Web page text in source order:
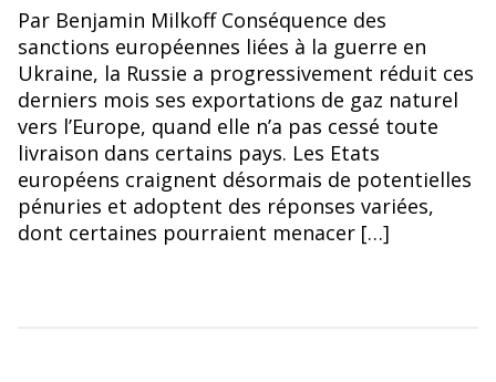
© Pxhere
Par Benjamin Milkoff Conséquence des
sanctions européennes liées à la guerre en
Ukraine, la Russie a progressivement réduit ces
derniers mois ses exportations de gaz naturel
vers l’Europe, quand elle n’a pas cessé toute
livraison dans certains pays. Les Etats
européens craignent désormais de potentielles
pénuries et adoptent des réponses variées,
dont certaines pourraient menacer […]